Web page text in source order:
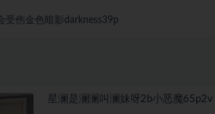
受伤金色暗影darkness39p
星澜是澜澜叫澜妹呀2b小恶魔65p2v